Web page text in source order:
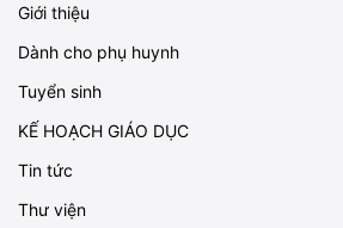
Giới thiệu
Dành cho phụ huynh
Tuyển sinh
KẾ HOẠCH GIÁO DỤC
Tin tức
Thư viện